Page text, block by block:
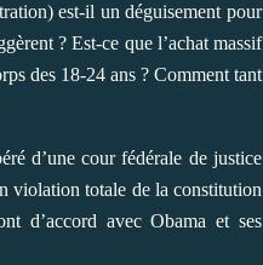
est-il un déguisement pour
? Est-ce que l’achat massif
des 18-24 ans ? Comment tant
d’une cour fédérale de justice
violation totale de la constitution
d’accord avec Obama et ses